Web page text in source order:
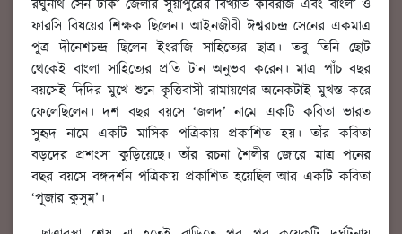
রঘুনাথ সেন ঢাকা জেলার সুয়াপুরের বিখ্যাত কবিরাজ এবং বাংলা ও
ফারসি বিষয়ের শিক্ষক ছিলেন। আইনজীবী ঈশ্বরচন্দ্র সেনের একমাত্র
পুত্র দীনেশচন্দ্র ছিলেন ইংরাজি সাহিত্যের ছাত্র। তবু তিনি ছোট
থেকেই বাংলা সাহিত্যের প্রতি টান অনুভব করেন। মাত্র পাঁচ বছর
বয়সেই দিদির মুখে শুনে কৃত্তিবাসী রামায়ণের অনেকটাই মুখস্ত করে
ফেলেছিলেন। দশ বছর বয়সে ‘জলদ’ নামে একটি কবিতা ভারত
সুহৃদ নামে একটি মাসিক পত্রিকায় প্রকাশিত হয়। তাঁর কবিতা
বড়দের প্রশংসা কুড়িয়েছে। তাঁর রচনা শৈলীর জোরে মাত্র পনের
বছর বয়সে বঙ্গদর্শন পত্রিকায় প্রকাশিত হয়েছিল আর একটি কবিতা
‘পূজার কুসুম’।